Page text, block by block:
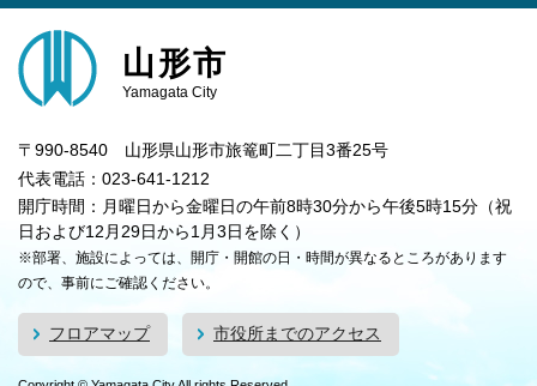
山形市
Yamagata City
〒990-8540 山形県山形市旅篭町二丁目3番25号
代表電話：023-641-1212
開庁時間：月曜日から金曜日の午前8時30分から午後5時15分（祝
日および12月29日から1月3日を除く）
※部署、施設によっては、開庁・開館の日・時間が異なるところがあります
ので、事前にご確認ください。
フロアマップ 市役所までのアクセス